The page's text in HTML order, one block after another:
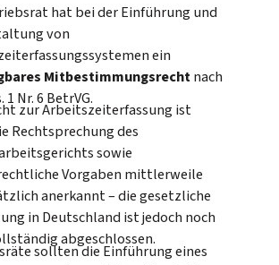
hat bei der Einführung und
von
ein
Mitbestimmungsrechtnach
1 Nr. 6 BetrVG.
zur Arbeitszeiterfassung ist
Rechtsprechung des
sowie
Vorgaben mittlerweile
anerkannt – die gesetzliche
in Deutschland ist jedoch noch
abgeschlossen.
sollten die Einführung eines